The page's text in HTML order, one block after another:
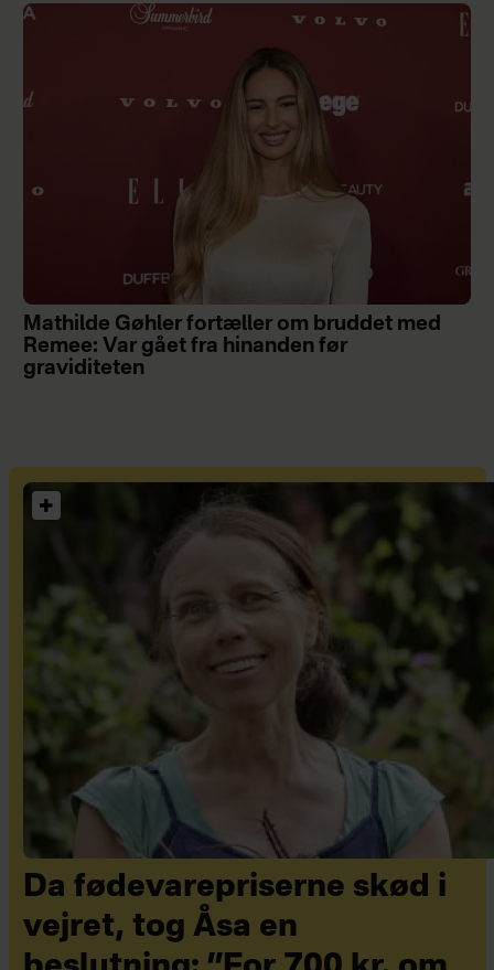
Mathilde Gøhler fortæller om bruddet med
Remee: Var gået fra hinanden før
graviditeten
Da fødevarepriserne skød i
vejret, tog Åsa en